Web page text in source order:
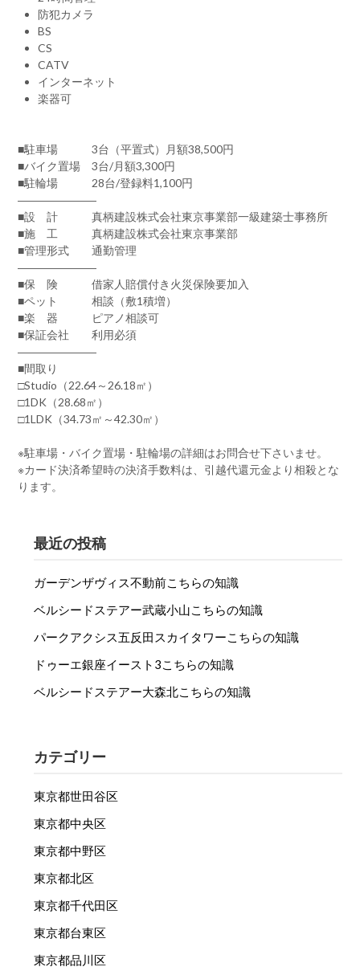
防犯カメラ
BS
CS
CATV
インターネット
楽器可
■駐車場 3台（平置式）月額38,500円
■バイク置場 3台/月額3,300円
■駐輪場 28台/登録料1,100円
―――――――
■設 計 真柄建設株式会社東京事業部一級建築士事務所
■施 工 真柄建設株式会社東京事業部
■管理形式 通勤管理
―――――――
■保 険 借家人賠償付き火災保険要加入
■ペット 相談（敷1積増）
■楽 器 ピアノ相談可
■保証会社 利用必須
―――――――
■間取り
□Studio（22.64～26.18㎡）
□1DK（28.68㎡）
□1LDK（34.73㎡～42.30㎡）
※駐車場・バイク置場・駐輪場の詳細はお問合せ下さいませ。
※カード決済希望時の決済手数料は、引越代還元金より相殺とな
ります。
最近の投稿
ガーデンザヴィス不動前こちらの知識
ベルシードステアー武蔵小山こちらの知識
パークアクシス五反田スカイタワーこちらの知識
ドゥーエ銀座イースト3こちらの知識
ベルシードステアー大森北こちらの知識
カテゴリー
東京都世田谷区
東京都中央区
東京都中野区
東京都北区
東京都千代田区
東京都台東区
東京都品川区